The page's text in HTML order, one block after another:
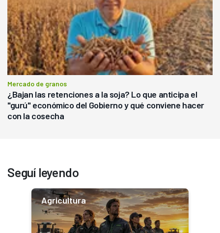
Mercado de granos
¿Bajan las retenciones a la soja? Lo que anticipa el
"gurú" económico del Gobierno y qué conviene hacer
con la cosecha
Seguí leyendo
Agricultura